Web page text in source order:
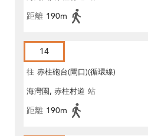
距離 190m
14
往 赤柱砲台(閘口)(循環線)
海灣園, 赤柱村道 站
距離 190m